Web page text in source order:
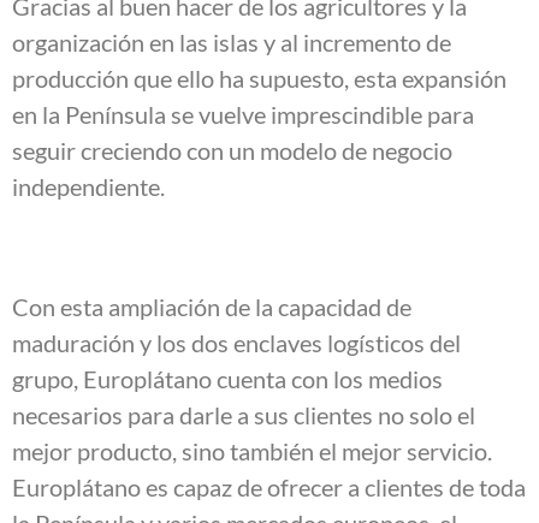
organización en las islas y al incremento de
producción que ello ha supuesto, esta expansión
en la Península se vuelve imprescindible para
seguir creciendo con un modelo de negocio
independiente.
Con esta ampliación de la capacidad de
maduración y los dos enclaves logísticos del
grupo, Europlátano cuenta con los medios
necesarios para darle a sus clientes no solo el
mejor producto, sino también el mejor servicio.
Europlátano es capaz de ofrecer a clientes de toda